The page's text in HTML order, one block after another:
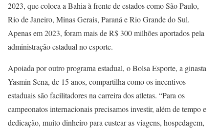
2023, que coloca a Bahia à frente de estados como São Paulo,
Rio de Janeiro, Minas Gerais, Paraná e Rio Grande do Sul.
Apenas em 2023, foram mais de R$ 300 milhões aportados pela
administração estadual no esporte.
Apoiada por outro programa estadual, o Bolsa Esporte, a ginasta
Yasmin Sena, de 15 anos, compartilha como os incentivos
estaduais são facilitadores na carreira dos atletas. “Para os
campeonatos internacionais precisamos investir, além de tempo e
dedicação, muito dinheiro para custear as viagens, hospedagem,